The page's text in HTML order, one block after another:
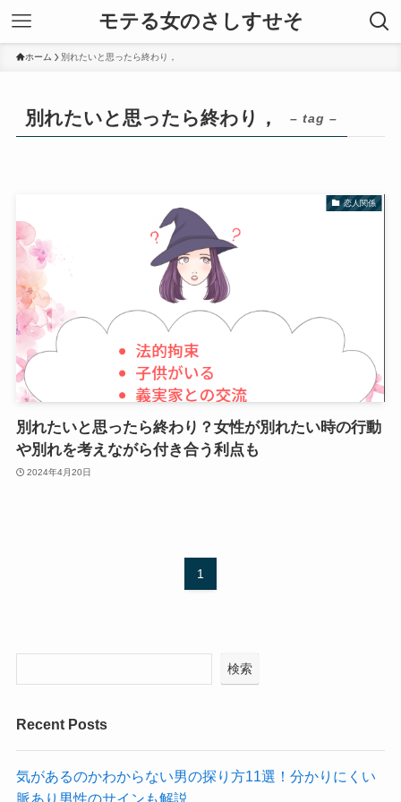
モテる女のさしすせそ
ホーム 別れたいと思ったら終わり，
別れたいと思ったら終わり， – tag –
恋人関係
別れたいと思ったら終わり？女性が別れたい時の行動
や別れを考えながら付き合う利点も
2024年4月20日
1
検索
Recent Posts
気があるのかわからない男の探り方11選！分かりにくい
脈あり男性のサインも解説